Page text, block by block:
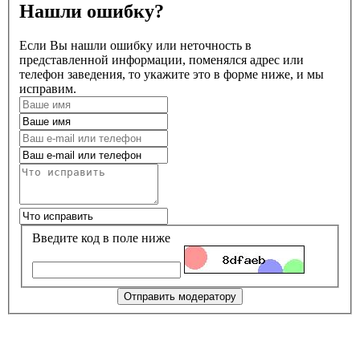
Нашли ошибку?
Если Вы нашли ошибку или неточность в
представленной информации, поменялся адрес или
телефон заведения, то укажите это в форме ниже, и мы
исправим.
Введите код в поле ниже
Отправить модератору